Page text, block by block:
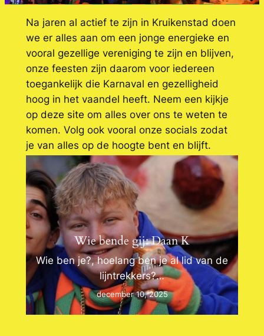
Na jaren al actief te zijn in Kruikenstad doen
we er alles aan om een jonge energieke en
vooral gezellige vereniging te zijn en blijven,
onze feesten zijn daarom voor iedereen
toegankelijk die Karnaval en gezelligheid
hoog in het vaandel heeft. Neem een kijkje
op deze site om alles over ons te weten te
komen. Volg ook vooral onze socials zodat
je van alles op de hoogte bent en blijft.
Laatste nieuws
Wie bende gij: Daan K
Wie ben je?, hoelang ben je al lid van de
lijntrekkers?…
december 10, 2025